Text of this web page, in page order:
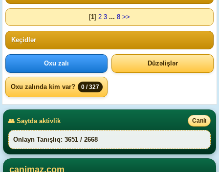
[1] 2 3 ... 8 >>
Keçidlər
Oxu zalı Düzəlişlər
Oxu zalında kim var? 0 / 327
👥 Saytda aktivlik Canlı
Onlayn Tanışlıq: 3651 / 2668
canimaz.com